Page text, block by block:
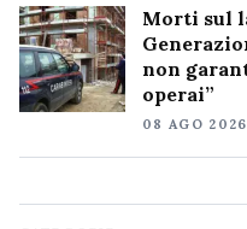
Morti sul
non
operai”
08 AGO 2026